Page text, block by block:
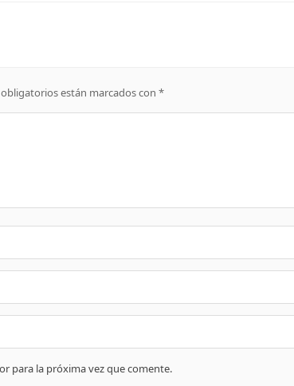
están marcados con *
para la próxima vez que comente.